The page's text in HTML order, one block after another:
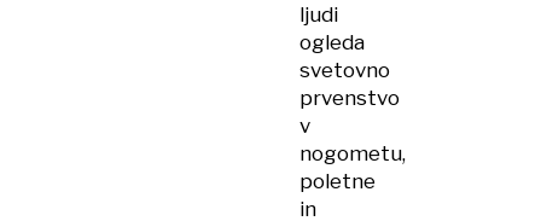
ljudi
ogleda
svetovno
prvenstvo
v
nogometu,
poletne
in